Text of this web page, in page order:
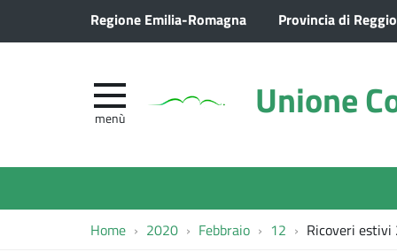
Regione Emilia-Romagna Provincia di
Unione
menù
Home 2020 Febbraio 12 Ricoveri estivi